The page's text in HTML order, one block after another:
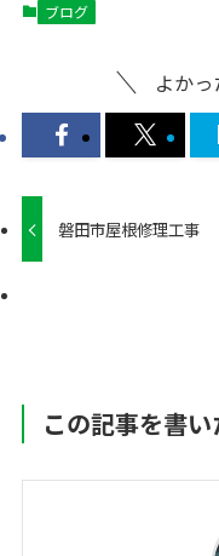
ブログ
よかっ
磐田市屋根修理工事
この記事を書い